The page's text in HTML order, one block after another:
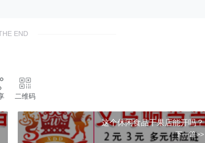
END
二维码
这个休闲食品干果店能开吗？
下一篇>>